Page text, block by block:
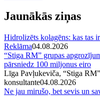
Jaunākās ziņas
Hidrolizēts kolagēns: kas tas
Reklāma04.08.2026
“Stiga RM” grupas
pārsniedz 100 miljonus eiro
Līga Pavļukeviča, “Stiga
konsultante04.08.2026
Ne jau mirušo, bet sevis un